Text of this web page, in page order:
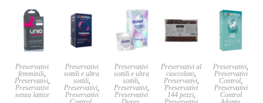
Preservativi
femminili,
Preservativi,
Preservativi
senza lattice
Preservativi
sottili e ultra
sottili,
Preservativi,
Preservativi
Preservativi
sottili e ultra
sottili,
Preservativi,
Preservativi
Preservativi al
cioccolato,
Preservativi,
Preservativi
144 pezzi,
Preservativi,
Preservativi
Control,
Preservativi
Control